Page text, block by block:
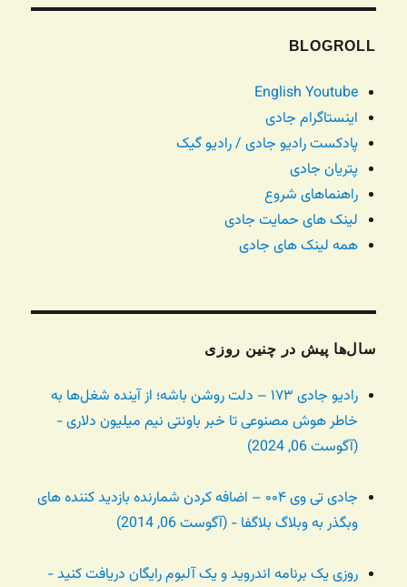
BLOGROLL
English Youtube
اینستاگرام جادی
پادکست رادیو جادی / رادیو گیک
پتریان جادی
راهنماهای شروع
لینک های حمایت جادی
همه لینک های جادی
سال‌ها پیش در چنین روزی
رادیو جادی ۱۷۳ – دلت روشن باشه؛ از آینده شغل‌ها به
خاطر هوش مصنوعی تا خبر باونتی نیم میلیون دلاری -
(آگوست 06, 2024)
جادی تی وی ۰۰۴ – اضافه کردن شمارنده بازدید کننده های
وبگذر به وبلاگ بلاگفا - (آگوست 06, 2014)
روزی یک برنامه اندروید و یک آلبوم رایگان دریافت کنید -